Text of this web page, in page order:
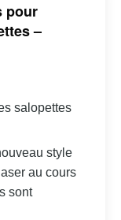
pour
–
salopettes
style
au cours
sont